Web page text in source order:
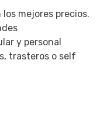
mejores precios.
y personal
trasteros o self